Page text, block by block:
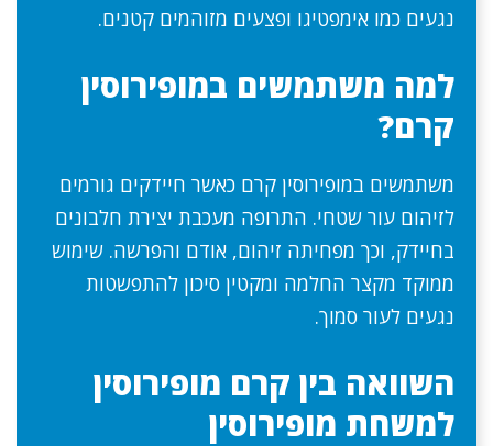
נגעים כמו אימפטיגו ופצעים מזוהמים קטנים.
למה משתמשים במופירוסין
קרם?
משתמשים במופירוסין קרם כאשר חיידקים גורמים
לזיהום עור שטחי. התרופה מעכבת יצירת חלבונים
בחיידק, וכך מפחיתה זיהום, אודם והפרשה. שימוש
ממוקד מקצר החלמה ומקטין סיכון להתפשטות
נגעים לעור סמוך.
השוואה בין קרם מופירוסין
למשחת מופירוסין